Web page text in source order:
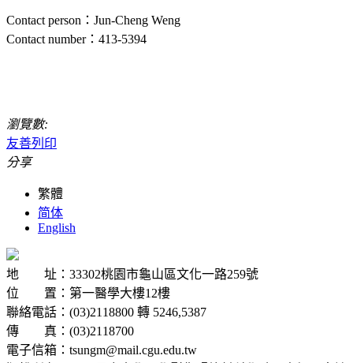
Contact person：Jun-Cheng Weng
Contact number：413-5394
瀏覽數:
友善列印
分享
繁體
简体
English
地 址：33302桃園市龜山區文化一路259號
位 置：第一醫學大樓12樓
聯絡電話：(03)2118800 轉 5246,5387
傳 真：(03)2118700
電子信箱：tsungm@mail.cgu.edu.tw